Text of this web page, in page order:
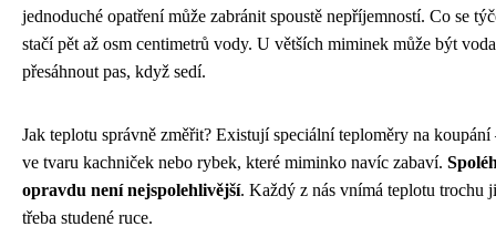
jednoduché opatření může zabránit spoustě nepříjemností. Co se
stačí pět až osm centimetrů vody. U větších miminek může být
přesáhnout pas, když sedí.
Jak teplotu správně změřit? Existují speciální teploměry na
ve tvaru kachniček nebo rybek, které miminko navíc zabaví.
opravdu není nejspolehlivější. Každý z nás vnímá teplotu trochu
třeba studené ruce.